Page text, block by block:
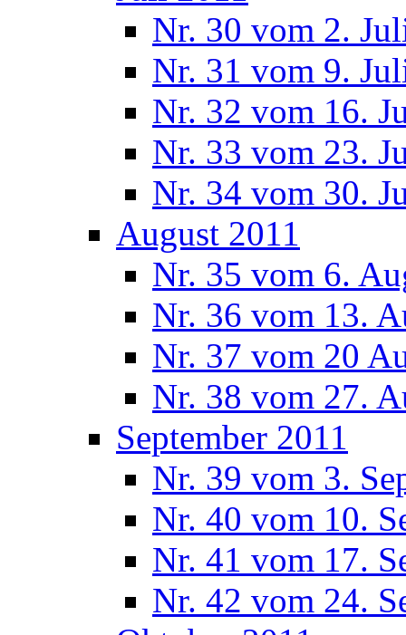
Nr. 30 vom 2.
Nr. 31 vom 9.
Nr. 32 vom 16.
Nr. 33 vom 23.
Nr. 34 vom 30.
August 2011
Nr. 35 vom 6.
Nr. 36 vom 13.
Nr. 37 vom 20
Nr. 38 vom 27.
September 2011
Nr. 39 vom 3.
Nr. 40 vom 10.
Nr. 41 vom 17.
Nr. 42 vom 24.